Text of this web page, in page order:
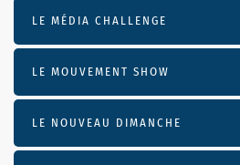
LE MÉDIA CHALLENGE
LE MOUVEMENT SHOW
LE NOUVEAU DIMANCHE